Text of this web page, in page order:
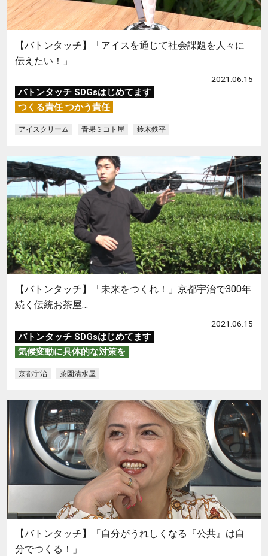
【バトンタッチ】「アイスを通じて社会課題を人々に
伝えたい！」
2021.06.15
バトンタッチ SDGsはじめてます
つくる責任 つかう責任
アイスクリーム 青果ミコト屋 鈴木鉄平
【バトンタッチ】「未来をつくれ！」京都宇治で300年
続く伝統お茶屋…
2021.06.15
バトンタッチ SDGsはじめてます
気候変動に具体的な対策を
京都宇治 茶園清水屋
【バトンタッチ】「自分がうれしくなる『公共』は自
分でつくる！」